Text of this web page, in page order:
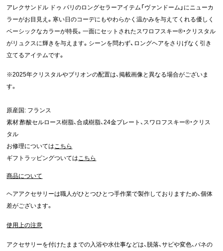
アレクサンドル ドゥ パリのロングセラーアイテム「ヴァンドーム」にニューカ
ラーがお目見え。寒い日のコーデにもやわらかく温かみを与えてくれる優しく
ベーシックなカラーが特長。一面にセットされたスワロフスキー®・クリスタル
がリュクスに輝きを与えます。シーンを問わず、ロングヘアをさりげなく引き
立てるアイテムです。
※2025年クリスタルやブリオンの配置は、掲載画像と異なる場合がございま
す。
原産国: フランス
素材:酢酸セルロース樹脂、合成樹脂、24金プレート、スワロフスキー®・クリス
タル
お修理についてはこちら
ギフトラッピングついてはこちら
商品について
ヘアアクセサリーは職人がひとつひとつ手作業で製作しておりますため、個体
差がございます。
使用上の注意
アクセサリーを付けたままでの入浴や水仕事などは、脱落、サビや変色、バネの